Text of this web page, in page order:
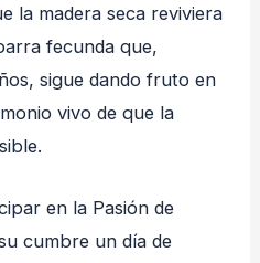
la madera seca reviviera
fecunda que,
sigue dando fruto en
vivo de que la
en la Pasión de
cumbre un día de